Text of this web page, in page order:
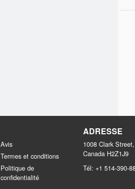
Avis
Termes et conditions
Politique de
confidentialité
ADRESSE
1008 Clark
Canada H2Z1J9
Tél: +1 514-390-